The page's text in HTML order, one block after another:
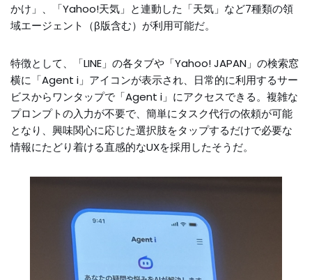
かけ」、「Yahoo!天気」と連動した「天気」など7種類の領
域エージェント（β版含む）が利用可能だ。
特徴として、「LINE」の各タブや「Yahoo! JAPAN」の検索窓
横に「Agent i」アイコンが表示され、日常的に利用するサー
ビスからワンタップで「Agent i」にアクセスできる。複雑な
プロンプトの入力が不要で、簡単にタスク代行の依頼が可能
となり、興味関心に応じた選択肢をタップするだけで必要な
情報にたどり着ける直感的なUXを採用したそうだ。